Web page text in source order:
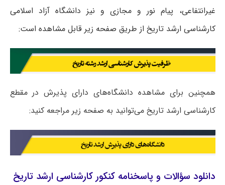
غیرانتفاعی، پیام نور و مجازی و نیز دانشگاه آزاد اسلامی
کارشناسی ارشد تاریخ از طریق صفحه زیر قابل مشاهده است:
همچنین برای مشاهده دانشگاه‌های دارای پذیرش در مقطع
کارشناسی ارشد تاریخ می‌توانید به صفحه زیر مراجعه کنید:
دانلود سؤالات و پاسخنامه کنکور کارشناسی ارشد تاریخ